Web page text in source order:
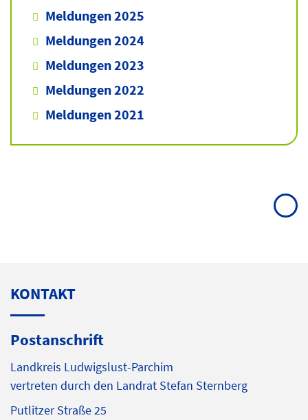
Meldungen 2025
Meldungen 2024
Meldungen 2023
Meldungen 2022
Meldungen 2021
KONTAKT
Postanschrift
Landkreis Ludwigslust-Parchim
vertreten durch den Landrat Stefan Sternberg
Putlitzer Straße 25